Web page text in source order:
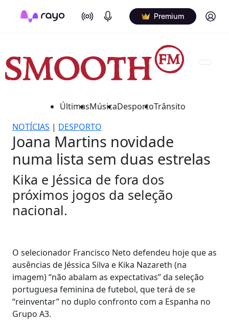
On Air Podcasts Premium Log in
ÚltimasMúsicaDesportoTrânsito
NOTÍCIAS | DESPORTO
Joana Martins novidade
numa lista sem duas estrelas
Kika e Jéssica de fora dos
próximos jogos da seleção
nacional.
O selecionador Francisco Neto defendeu hoje que as
ausências de Jéssica Silva e Kika Nazareth (na
imagem) “não abalam as expectativas” da seleção
portuguesa feminina de futebol, que terá de se
“reinventar” no duplo confronto com a Espanha no
Grupo A3.